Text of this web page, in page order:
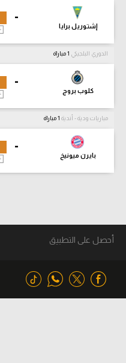
-
إشتوريل برايا
الدوري البلجيكي
-
كلوب بروج
مباريات ودية - أندية
-
بايرن ميونيخ
أحصل على التطبيق